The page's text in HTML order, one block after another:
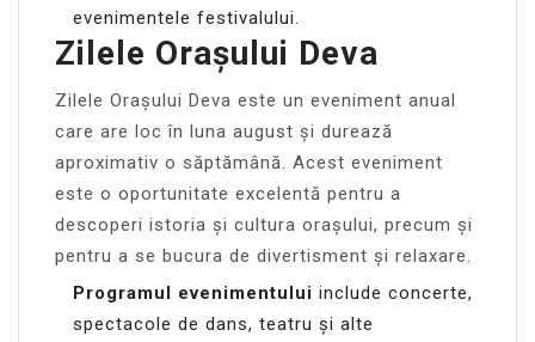
evenimentele festivalului.
Zilele Orașului Deva
Zilele Orașului Deva este un eveniment anual
care are loc în luna august și durează
aproximativ o săptămână. Acest eveniment
este o oportunitate excelentă pentru a
descoperi istoria și cultura orașului, precum și
pentru a se bucura de divertisment și relaxare.
Programul evenimentului include concerte,
spectacole de dans, teatru și alte